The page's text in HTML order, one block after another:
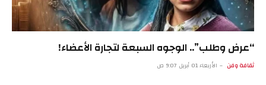
“عرض وطلب”.. الوجوه السبعة لتجارة الأعضاء!
ثقافة وفن الأربعاء 01 أبريل 9:07 ص